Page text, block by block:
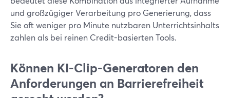
und großzügiger Verarbeitung pro Generierung, dass
Sie oft weniger pro Minute nutzbaren Unterrichtsinhalts
zahlen als bei reinen Credit-basierten Tools.
Können KI-Clip-Generatoren den
Anforderungen an Barrierefreiheit